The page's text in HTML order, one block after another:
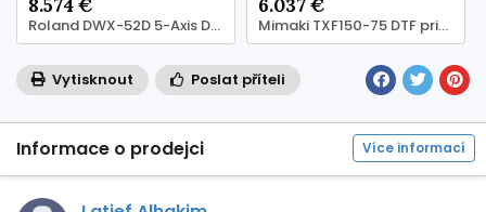
8.574 €
Roland DWX-52D 5-Axis Dental Milling Machine
6.037 €
Mimaki TXF150-75 DTF printer
Vytisknout Poslat příteli
Informace o prodejci Více informací